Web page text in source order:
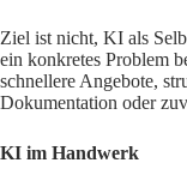
Ziel ist nicht, KI als
ein konkretes Problem
schnellere Angebote,
Dokumentation oder
KI im Handwerk